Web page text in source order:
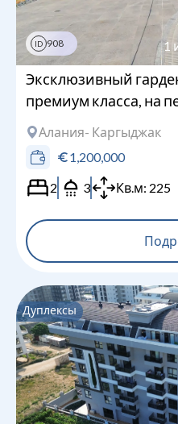
ID 908 1
Эксклюзивный
премиум класса, на
линии
Алания- Каргыджак
1,200,000
2
3 Кв.м: 225
Дуплексы